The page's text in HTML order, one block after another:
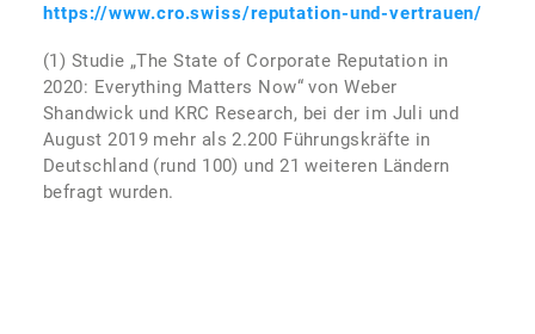
https://www.cro.swiss/reputation-und-vertrauen/
(1) Studie „The State of Corporate Reputation in
2020: Everything Matters Now“ von Weber
Shandwick und KRC Research, bei der im Juli und
August 2019 mehr als 2.200 Führungskräfte in
Deutschland (rund 100) und 21 weiteren Ländern
befragt wurden.